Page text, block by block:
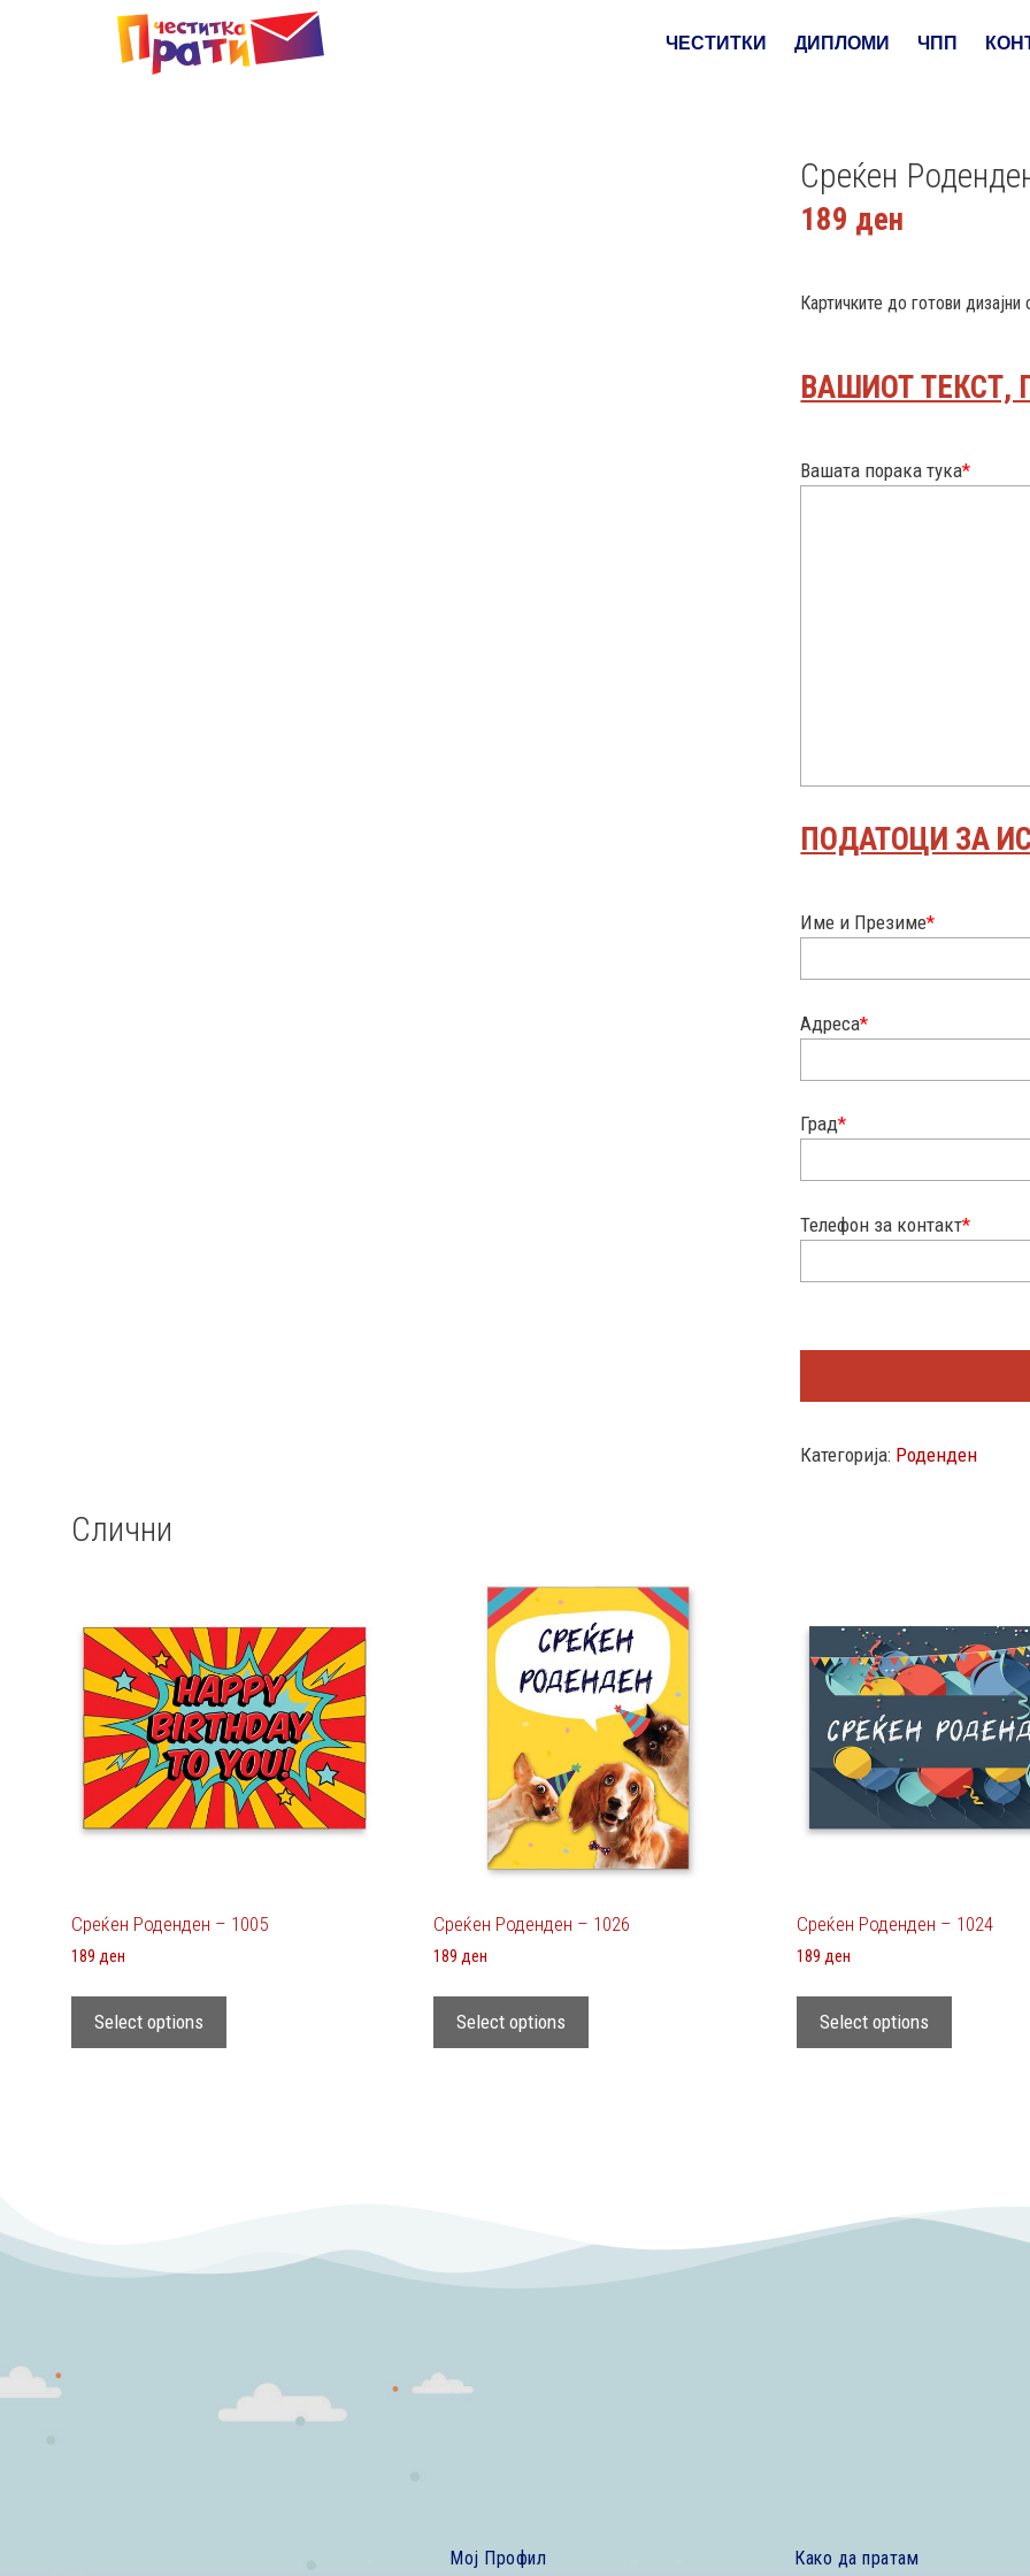
ЧЕСТИТКИ ДИПЛОМИ ЧПП
Среќен
189 ден
Картичките до готови
ВАШИОТ ТЕКСТ,
Вашата порака тука*
ПОДАТОЦИ ЗА
Име и Презиме*
Адреса*
Град*
Телефон за контакт*
Категорија: Роденден
Слични
Среќен Роденден – 1005
189 ден
Select options
Среќен Роденден – 1026
189ден
Select options
Среќен Роденден – 1024
189 ден
Select options
Мој Профил Како да пратам